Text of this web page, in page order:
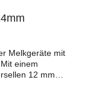
Melkgeräte mit
einem
12 mm